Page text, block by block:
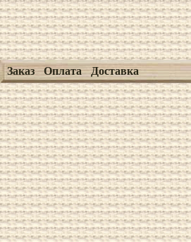
Заказ Оплата Доставка